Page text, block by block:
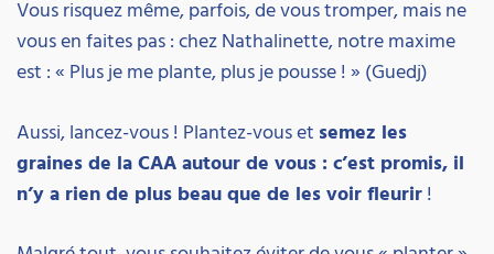
Vous risquez même, parfois, de vous tromper, mais ne
vous en faites pas : chez Nathalinette, notre maxime
est : « Plus je me plante, plus je pousse ! » (Guedj)
Aussi, lancez-vous ! Plantez-vous et semez les
graines de la CAA autour de vous : c’est promis, il
n’y a rien de plus beau que de les voir fleurir!